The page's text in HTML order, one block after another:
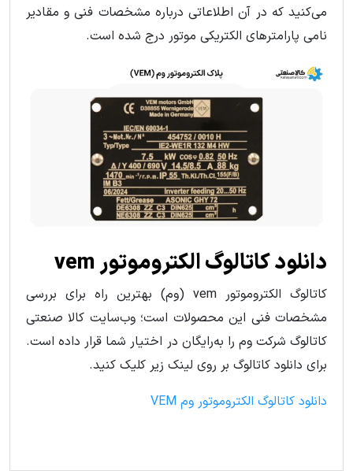
می‌کنید که در آن اطلاعاتی درباره مشخصات فنی و مقادیر
نامی پارامترهای الکتریکی موتور درج شده است.
دانلود کاتالوگ الکتروموتور vem
کاتالوگ الکتروموتور vem (وم) بهترین راه برای بررسی
مشخصات فنی این محصولات است؛ وب‌سایت کالا صنعتی
کاتالوگ شرکت وم را به‌رایگان در اختیار شما قرار داده است.
برای دانلود کاتالوگ بر روی لینک زیر کلیک کنید.
دانلود کاتالوگ الکتروموتور وم VEM